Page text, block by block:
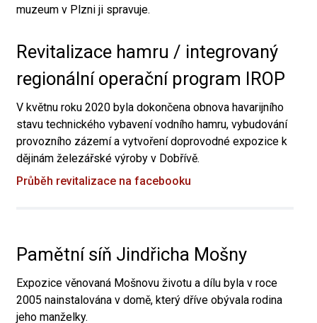
muzeum v Plzni ji spravuje.
Revitalizace hamru / integrovaný
regionální operační program IROP
V květnu roku 2020 byla dokončena obnova havarijního
stavu technického vybavení vodního hamru, vybudování
provozního zázemí a vytvoření doprovodné expozice k
dějinám železářské výroby v Dobřívě.
Průběh revitalizace na facebooku
Pamětní síň Jindřicha Mošny
Expozice věnovaná Mošnovu životu a dílu byla v roce
2005 nainstalována v domě, který dříve obývala rodina
jeho manželky.